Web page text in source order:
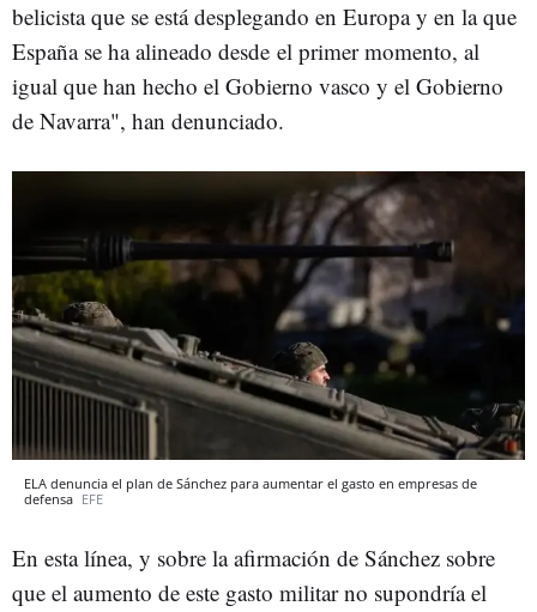
belicista que se está desplegando en Europa y en la que
España se ha alineado desde el primer momento, al
igual que han hecho el Gobierno vasco y el Gobierno
de Navarra", han denunciado.
ELA denuncia el plan de Sánchez para aumentar el gasto en empresas de
defensa EFE
En esta línea, y sobre la afirmación de Sánchez sobre
que el aumento de este gasto militar no supondría el